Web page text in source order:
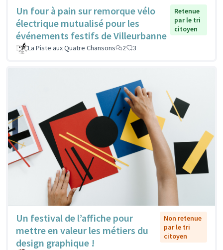
Un four à pain sur remorque vélo
électrique mutualisé pour les
événements festifs de Villeurbanne
Retenue
par le tri
citoyen
La Piste aux Quatre Chansons 2 3
Un festival de l’affiche pour
mettre en valeur les métiers du
design graphique !
Non retenue
par le tri
citoyen